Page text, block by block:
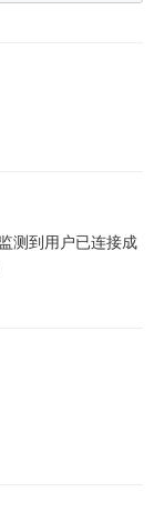
测到用户已连接成